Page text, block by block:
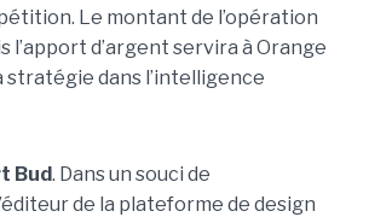
Le montant de l’opération
l’apport d’argent servira à Orange
stratégie dans l’intelligence
Bud. Dans un souci de
de la plateforme de design